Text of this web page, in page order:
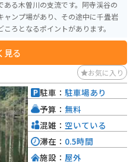
る木曽川の支流です。阿寺渓谷の
ャンプ場があり、その途中に千畳岩
ろとなるポイントがあります。
見る
お気に入り
駐車： 駐車場あり
予算： 無料
混雑： 空いている
滞在： 0.5時間
施設： 屋外